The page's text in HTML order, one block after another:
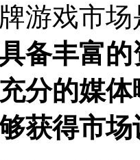
游戏市
备丰富
分的媒
获得市